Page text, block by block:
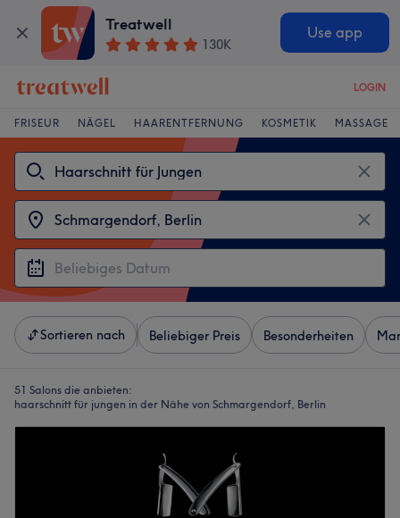
Treatwell
130K
Use app
LOGIN
FRISEUR NÄGEL HAARENTFERNUNG KOSMETIK MASSAGE
Sortieren nach Beliebiger Preis Besonderheiten
51 Salons die anbieten:
haarschnitt für jungen in der Nähe von Schmargendorf, Berlin